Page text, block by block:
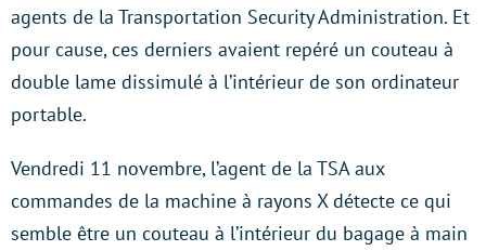
agents de la Transportation Security Administration. Et
pour cause, ces derniers avaient repéré un couteau à
double lame dissimulé à l’intérieur de son ordinateur
portable.
Vendredi 11 novembre, l’agent de la TSA aux
commandes de la machine à rayons X détecte ce qui
semble être un couteau à l’intérieur du bagage à main